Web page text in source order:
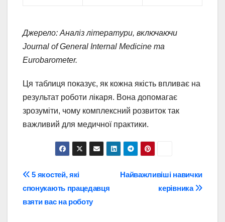
Джерело: Аналіз літератури, включаючи
Journal of General Internal Medicine та
Eurobarometer.
Ця таблиця показує, як кожна якість впливає на
результат роботи лікаря. Вона допомагає
зрозуміти, чому комплексний розвиток так
важливий для медичної практики.
Навігація
записів
Найважливіші навички
керівника
5 якостей, які
спонукають працедавця
взяти вас на роботу